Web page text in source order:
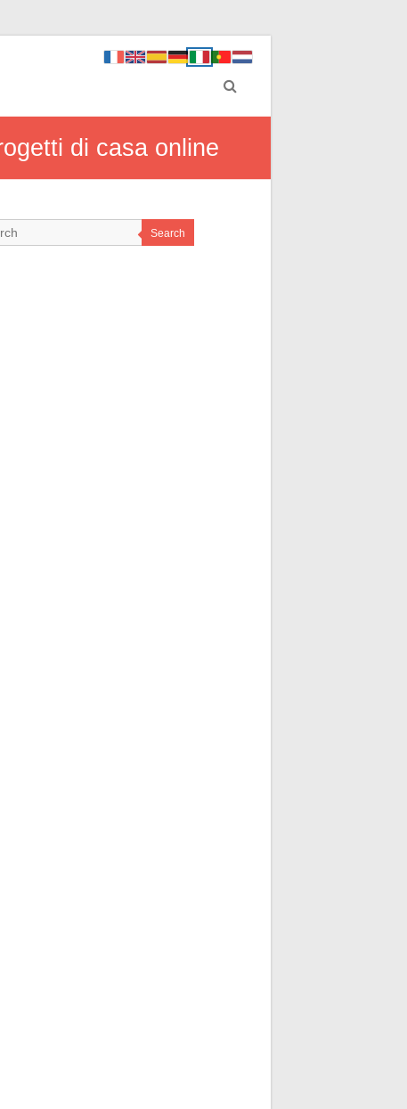
di casa online
Search